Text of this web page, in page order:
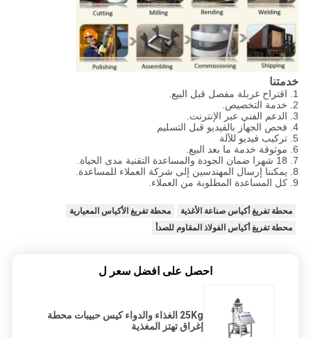
خدمتنا
1. اقتراح غربلة مفصل قبل البيع.
2. خدمة التخصيص.
3. الدعم الفني عبر الإنترنت.
4. فحص الجهاز بالفيديو قبل التسليم
5. تركيب فيديو للآلة
6. موثوقة خدمة ما بعد البيع.
7. 18 شهرا ضمان الجودة والمساعدة التقنية مدى الحياة.
8. يمكننا إرسال المهندسين إلى شركة العملاء للمساعدة.
9. كل المساعدة المطلوبة من العملاء.
محطة تفريغ أكياس صناعة الأغذية
محطة تفريغ الأكياس المعيارية
محطة تفريغ أكياس الفولاذ المقاوم للصدأ
احصل على افضل سعر ل
25Kg الغذاء والدواء كيس حبيبات محطة
إغراق تهتز المغذية